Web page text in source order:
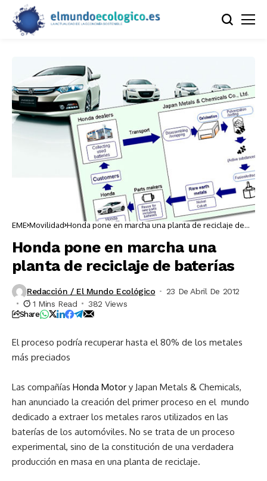
EME Movilidad Honda pone en marcha una planta de reciclaje de
Honda pone en marcha una
planta de reciclaje de baterías
Redacción / El Mundo Ecológico
23 De Abril De 2012
1 Mins Read
382 Views
Share
El proceso podría recuperar hasta el 80% de los metales
más preciados
Las compañías Honda Motor y Japan Metals & Chemicals,
han anunciado la creación del primer proceso en el mundo
dedicado a extraer los metales raros utilizados en las
baterías de los automóviles. No se trata de un proceso
experimental, sino de la constitución de una verdadera
producción en masa en una planta de reciclaje.